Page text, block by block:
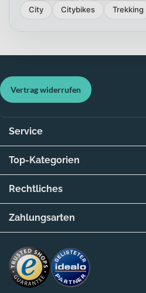
City
Citybikes Trekking
Vertrag widerrufen
Service
Top-Kategorien
Rechtliches
Zahlungsarten